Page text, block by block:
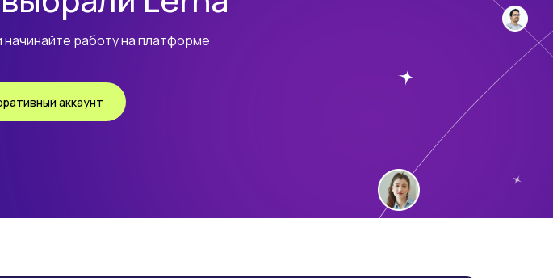
начинайте работу на платформе
аккаунт
Библиотека
мини-курсов Skillbox